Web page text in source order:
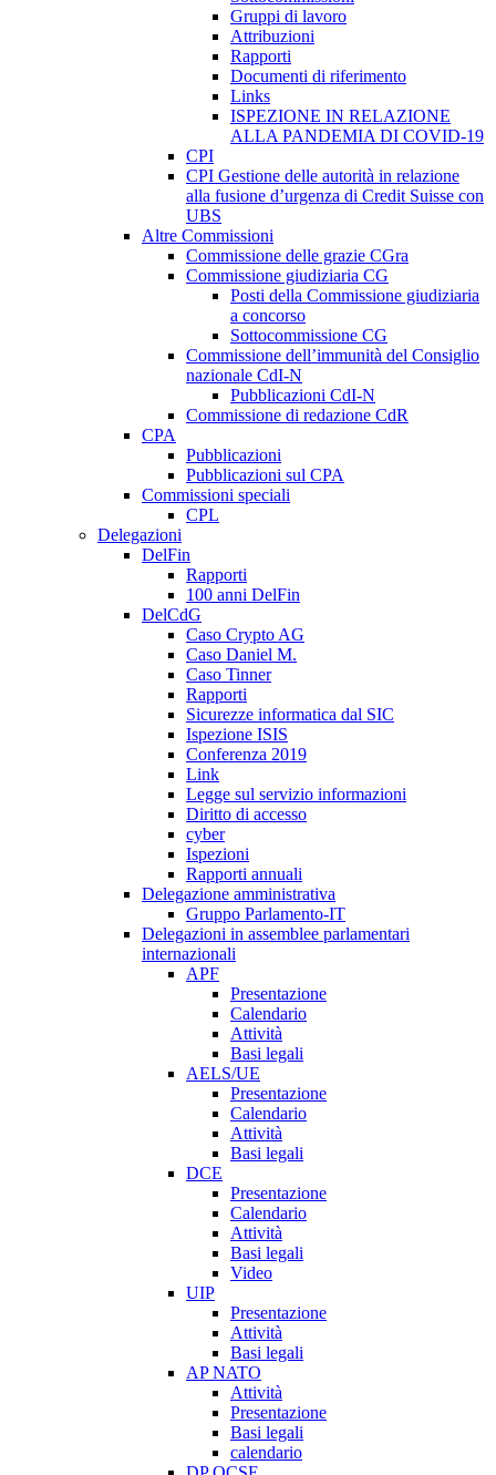
Gruppi di lavoro
Attribuzioni
Rapporti
Documenti di riferimento
Links
ISPEZIONE IN RELAZIONE
ALLA PANDEMIA DI COVID-19
CPI
CPI Gestione delle autorità in relazione
alla fusione d’urgenza di Credit Suisse con
UBS
Altre Commissioni
Commissione delle grazie CGra
Commissione giudiziaria CG
Posti della Commissione giudiziaria
a concorso
Sottocommissione CG
Commissione dell’immunità del Consiglio
nazionale CdI-N
Pubblicazioni CdI-N
Commissione di redazione CdR
CPA
Pubblicazioni
Pubblicazioni sul CPA
Commissioni speciali
CPL
Delegazioni
DelFin
Rapporti
100 anni DelFin
DelCdG
Caso Crypto AG
Caso Daniel M.
Caso Tinner
Rapporti
Sicurezze informatica dal SIC
Ispezione ISIS
Conferenza 2019
Link
Legge sul servizio informazioni
Diritto di accesso
cyber
Ispezioni
Rapporti annuali
Delegazione amministrativa
Gruppo Parlamento-IT
Delegazioni in assemblee parlamentari
internazionali
APF
Presentazione
Calendario
Attività
Basi legali
AELS/UE
Presentazione
Calendario
Attività
Basi legali
DCE
Presentazione
Calendario
Attività
Basi legali
Video
UIP
Presentazione
Attività
Basi legali
AP NATO
Attività
Presentazione
Basi legali
calendario